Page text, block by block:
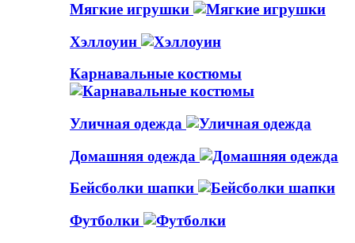
Мягкие игрушки
Хэллоуин
Карнавальные костюмы
Уличная одежда
Домашняя одежда
Бейсболки шапки
Футболки